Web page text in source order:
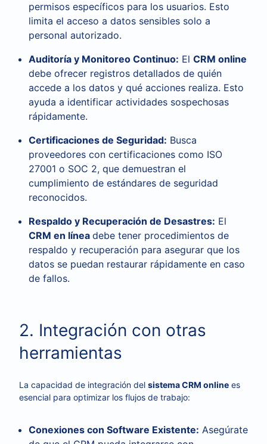
permisos específicos para los usuarios. Esto
limita el acceso a datos sensibles solo a
personal autorizado.
Auditoría y Monitoreo Continuo: El CRM online
debe ofrecer registros detallados de quién
accede a los datos y qué acciones realiza. Esto
ayuda a identificar actividades sospechosas
rápidamente.
Certificaciones de Seguridad: Busca
proveedores con certificaciones como ISO
27001 o SOC 2, que demuestran el
cumplimiento de estándares de seguridad
reconocidos.
Respaldo y Recuperación de Desastres: El
CRM en línea debe tener procedimientos de
respaldo y recuperación para asegurar que los
datos se puedan restaurar rápidamente en caso
de fallos.
2. Integración con otras
herramientas
La capacidad de integración del sistema CRM online es
esencial para optimizar los flujos de trabajo:
Conexiones con Software Existente: Asegúrate